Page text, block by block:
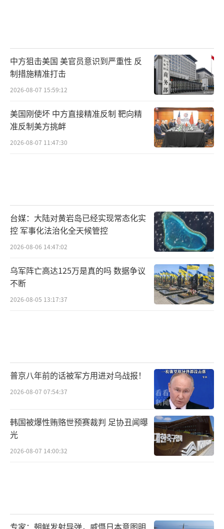
中方狙击美国 美官员意识到严重性 反
制措施精准打击
2026-08-07 15:59:12
美国刚使坏 中方直接精准反制 靶向精
准反制美方挑衅
2026-08-07 11:47:30
台媒：大陆对黄岩岛已经实现常态化实
控 军事化法治化全天候管控
2026-08-06 14:47:02
乌军阵亡高达125万是真的吗 数据争议
不断
2026-08-05 13:17:37
普京八年前的话被军方用进对乌战报！
2026-08-07 07:54:37
韩国被爆性贿赂世预赛裁判 足协丑闻曝
光
2026-08-07 14:00:32
专家：朝鲜发射导弹，威慑日本意图明